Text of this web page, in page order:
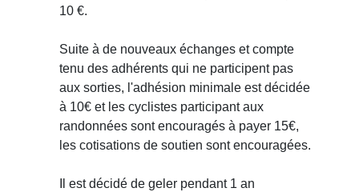
10 €.
Suite à de nouveaux échanges et compte
tenu des adhérents qui ne participent pas
aux sorties, l'adhésion minimale est décidée
à 10€ et les cyclistes participant aux
randonnées sont encouragés à payer 15€,
les cotisations de soutien sont encouragées.
Il est décidé de geler pendant 1 an